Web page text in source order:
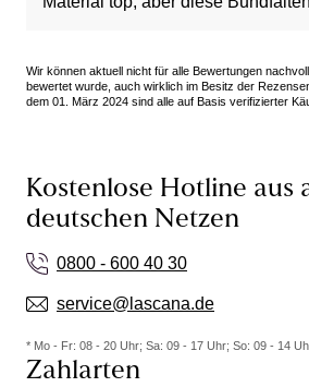
Wir können aktuell nicht für alle Bewertungen
bewertet wurde, auch wirklich im Besitz der
dem 01. März 2024 sind alle auf Basis verifizierter
Kostenlose Hotline aus
deutschen Netzen
0800 - 600 40 30
service@lascana.de
* Mo - Fr: 08 - 20 Uhr; Sa: 09 - 17 Uhr; So: 09 - 14
Zahlarten